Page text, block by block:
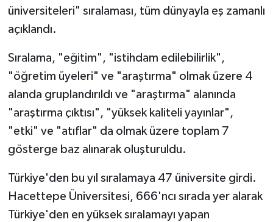
üniversiteleri" sıralaması, tüm dünyayla eş zamanlı
açıklandı.
Sıralama, "eğitim", "istihdam edilebilirlik",
"öğretim üyeleri" ve "araştırma" olmak üzere 4
alanda gruplandırıldı ve "araştırma" alanında
"araştırma çıktısı", "yüksek kaliteli yayınlar",
"etki" ve "atıflar" da olmak üzere toplam 7
gösterge baz alınarak oluşturuldu.
Türkiye'den bu yıl sıralamaya 47 üniversite girdi.
Hacettepe Üniversitesi, 666'ncı sırada yer alarak
Türkiye'den en yüksek sıralamayı yapan